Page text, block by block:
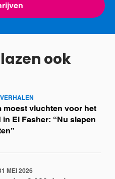
ook
moest vluchten voor het
in El Fasher: “Nu slapen
MEI 2026